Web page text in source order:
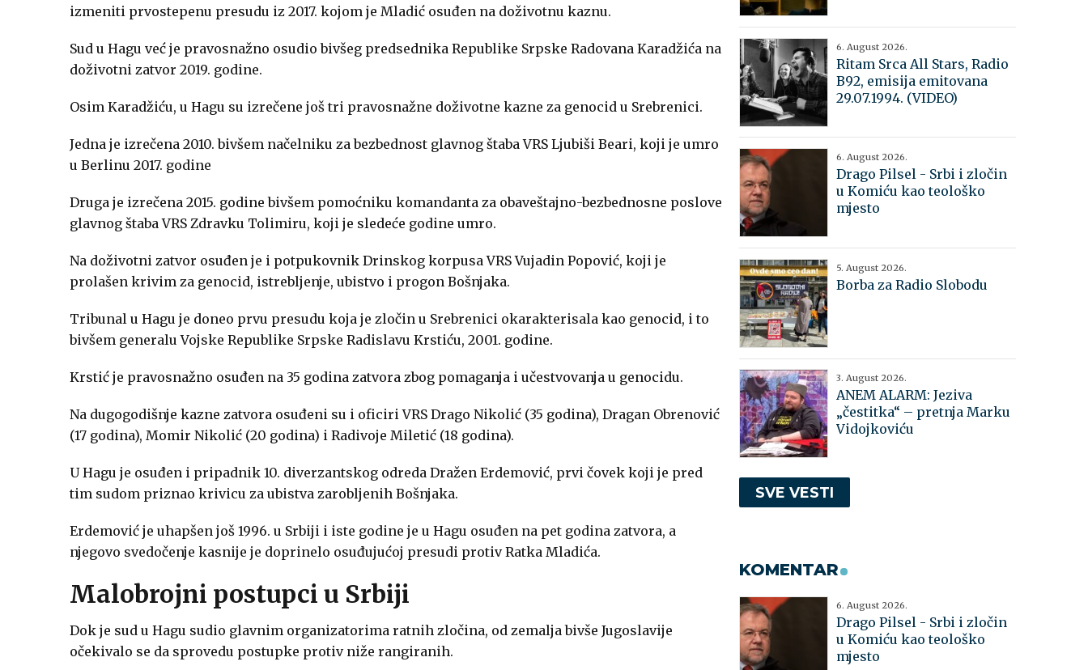
izmeniti prvostepenu presudu iz 2017. kojom je Mladić osuđen na doživotnu kaznu.
Sud u Hagu već je pravosnažno osudio bivšeg predsednika Republike Srpske Radovana Karadžića na
doživotni zatvor 2019. godine.
Osim Karadžiću, u Hagu su izrečene još tri pravosnažne doživotne kazne za genocid u Srebrenici.
Jedna je izrečena 2010. bivšem načelniku za bezbednost glavnog štaba VRS Ljubiši Beari, koji je umro
u Berlinu 2017. godine
Druga je izrečena 2015. godine bivšem pomoćniku komandanta za obaveštajno-bezbednosne poslove
glavnog štaba VRS Zdravku Tolimiru, koji je sledeće godine umro.
Na doživotni zatvor osuđen je i potpukovnik Drinskog korpusa VRS Vujadin Popović, koji je
prolašen krivim za genocid, istrebljenje, ubistvo i progon Bošnjaka.
Tribunal u Hagu je doneo prvu presudu koja je zločin u Srebrenici okarakterisala kao genocid, i to
bivšem generalu Vojske Republike Srpske Radislavu Krstiću, 2001. godine.
Krstić je pravosnažno osuđen na 35 godina zatvora zbog pomaganja i učestvovanja u genocidu.
Na dugogodišnje kazne zatvora osuđeni su i oficiri VRS Drago Nikolić (35 godina), Dragan Obrenović
(17 godina), Momir Nikolić (20 godina) i Radivoje Miletić (18 godina).
U Hagu je osuđen i pripadnik 10. diverzantskog odreda Dražen Erdemović, prvi čovek koji je pred
tim sudom priznao krivicu za ubistva zarobljenih Bošnjaka.
Erdemović je uhapšen još 1996. u Srbiji i iste godine je u Hagu osuđen na pet godina zatvora, a
njegovo svedočenje kasnije je doprinelo osuđujućoj presudi protiv Ratka Mladića.
Malobrojni postupci u Srbiji
Dok je sud u Hagu sudio glavnim organizatorima ratnih zločina, od zemalja bivše Jugoslavije
očekivalo se da sprovedu postupke protiv niže rangiranih.
6. August 2026.
Ritam Srca All Stars, Radio
B92, emisija emitovana
29.07.1994. (VIDEO)
6. August 2026.
Drago Pilsel - Srbi i zločin
u Komiću kao teološko
mjesto
5. August 2026.
Borba za Radio Slobodu
3. August 2026.
ANEM ALARM: Jeziva
„čestitka“ – pretnja Marku
Vidojkoviću
SVE VESTI
KOMENTAR
6. August 2026.
Drago Pilsel - Srbi i zločin
u Komiću kao teološko
mjesto